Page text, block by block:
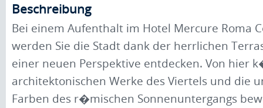
Beschreibung
Bei einem Aufenthalt im Hotel Mercure Roma
werden Sie die Stadt dank der herrlichen
einer neuen Perspektive entdecken. Von hier
architektonischen Werke des Viertels und die
Farben des r�mischen Sonnenuntergangs